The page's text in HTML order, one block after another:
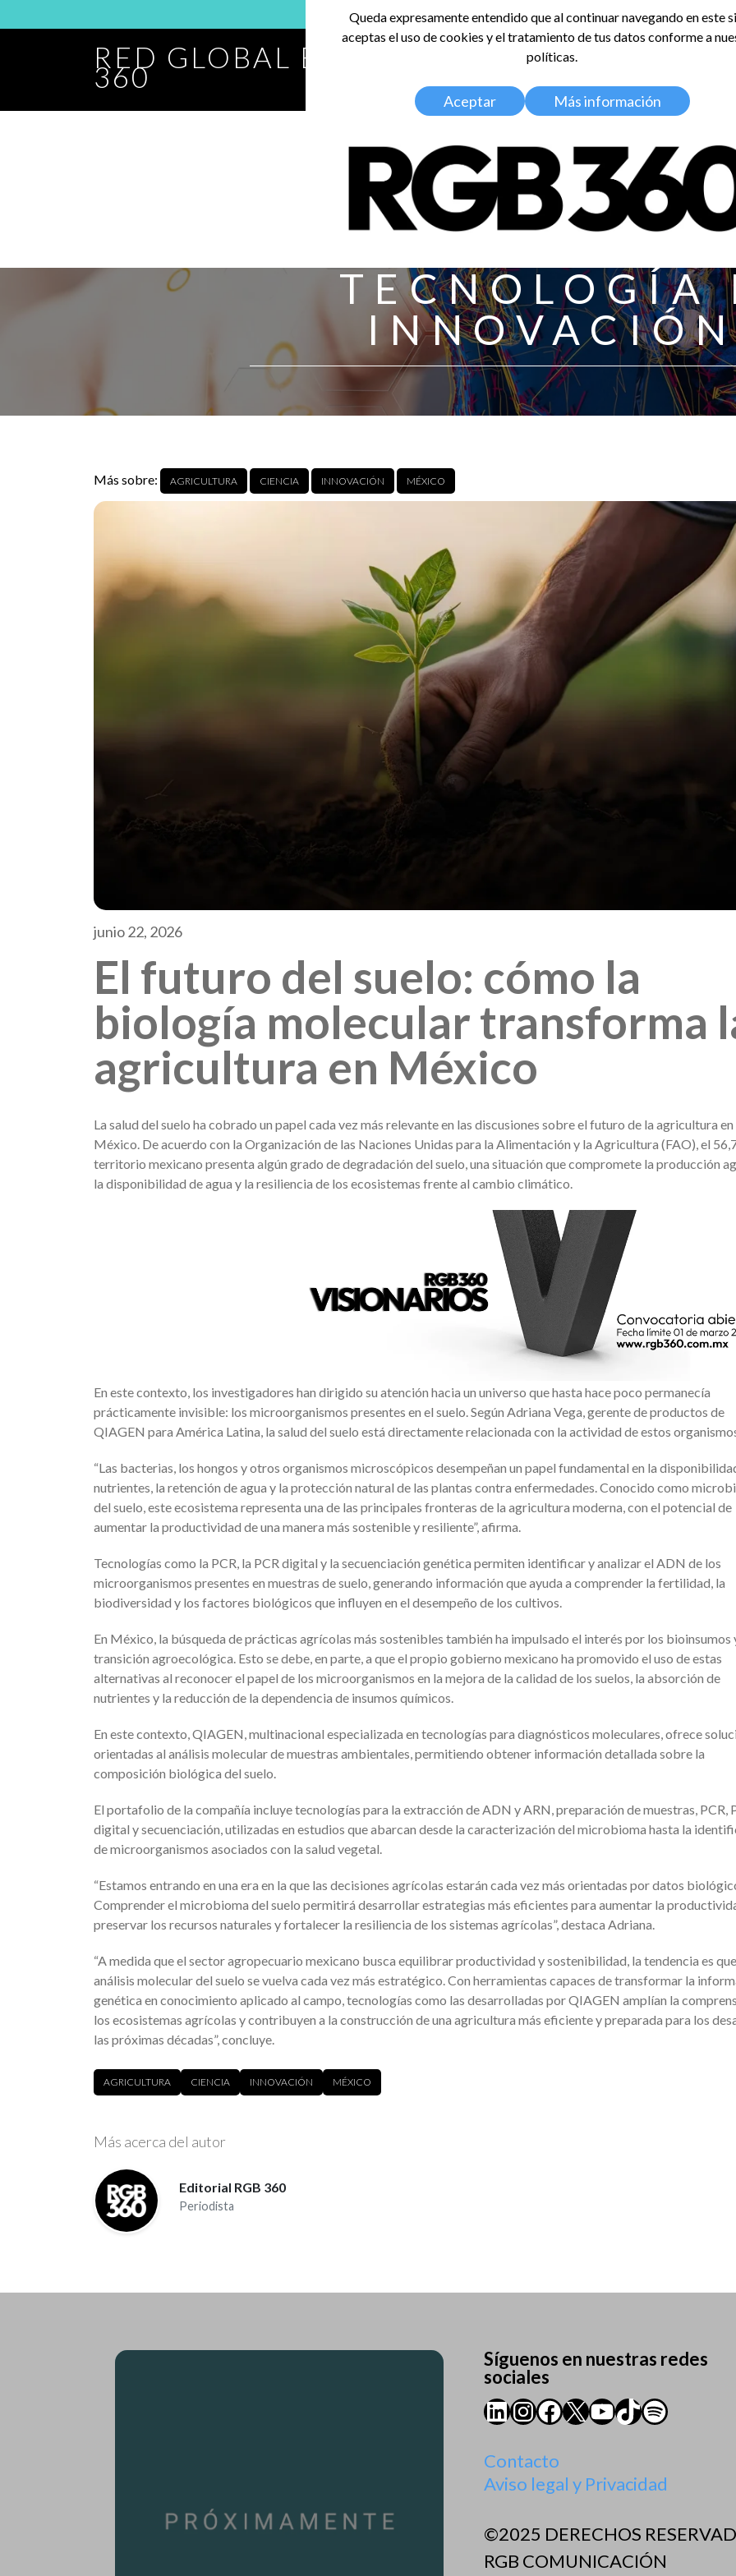
RED GLOBAL BALDOSA
360
TECNOLOGÍA
Más sobre: AGRICULTURA CIENCIA INNOVACIÓN MÉXICO
junio 22, 2026
El futuro del suelo: cómo la
biología molecular transforma
agricultura en México
La salud del suelo ha cobrado un papel cada vez más relevante en las discusiones sobre el futuro de la agricultura en
México. De acuerdo con la Organización de las Naciones Unidas para la Alimentación y la Agricultura (FAO), el
territorio mexicano presenta algún grado de degradación del suelo, una situación que compromete la producción
la disponibilidad de agua y la resiliencia de los ecosistemas frente al cambio climático.
En este contexto, los investigadores han dirigido su atención hacia un universo que hasta hace poco permanecía
prácticamente invisible: los microorganismos presentes en el suelo. Según Adriana Vega, gerente de productos de
QIAGEN para América Latina, la salud del suelo está directamente relacionada con la actividad de estos
“Las bacterias, los hongos y otros organismos microscópicos desempeñan un papel fundamental en la
nutrientes, la retención de agua y la protección natural de las plantas contra enfermedades. Conocido como
del suelo, este ecosistema representa una de las principales fronteras de la agricultura moderna, con el potencial de
aumentar la productividad de una manera más sostenible y resiliente”, afirma.
Tecnologías como la PCR, la PCR digital y la secuenciación genética permiten identificar y analizar el ADN de los
microorganismos presentes en muestras de suelo, generando información que ayuda a comprender la fertilidad, la
biodiversidad y los factores biológicos que influyen en el desempeño de los cultivos.
En México, la búsqueda de prácticas agrícolas más sostenibles también ha impulsado el interés por los bioinsumos
transición agroecológica. Esto se debe, en parte, a que el propio gobierno mexicano ha promovido el uso de estas
alternativas al reconocer el papel de los microorganismos en la mejora de la calidad de los suelos, la absorción de
nutrientes y la reducción de la dependencia de insumos químicos.
En este contexto, QIAGEN, multinacional especializada en tecnologías para diagnósticos moleculares, ofrece
orientadas al análisis molecular de muestras ambientales, permitiendo obtener información detallada sobre la
composición biológica del suelo.
El portafolio de la compañía incluye tecnologías para la extracción de ADN y ARN, preparación de muestras, PCR,
digital y secuenciación, utilizadas en estudios que abarcan desde la caracterización del microbioma hasta la
de microorganismos asociados con la salud vegetal.
“Estamos entrando en una era en la que las decisiones agrícolas estarán cada vez más orientadas por datos
Comprender el microbioma del suelo permitirá desarrollar estrategias más eficientes para aumentar la
preservar los recursos naturales y fortalecer la resiliencia de los sistemas agrícolas”, destaca Adriana.
“A medida que el sector agropecuario mexicano busca equilibrar productividad y sostenibilidad, la tendencia es
análisis molecular del suelo se vuelva cada vez más estratégico. Con herramientas capaces de transformar la
genética en conocimiento aplicado al campo, tecnologías como las desarrolladas por QIAGEN amplían la
los ecosistemas agrícolas y contribuyen a la construcción de una agricultura más eficiente y preparada para los
las próximas décadas”, concluye.
AGRICULTURA CIENCIA INNOVACIÓN MÉXICO
Más acerca del autor
Editorial RGB 360
Periodista
Síguenos en nuestras redes
sociales
LinkedIn
Instagram
Facebook
X YouTube
TikTok
Spotify
Contacto
Aviso legal y Privacidad
©2025 DERECHOS
RGB COMUNICACIÓN
Queda expresamente entendido que al continuar navegando en este
aceptas el uso de cookies y el tratamiento de tus datos conforme a
políticas.
Aceptar Más información